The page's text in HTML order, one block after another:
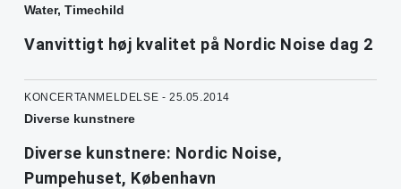
Water, Timechild
Vanvittigt høj kvalitet på Nordic Noise dag 2
KONCERTANMELDELSE - 25.05.2014
Diverse kunstnere
Diverse kunstnere: Nordic Noise,
Pumpehuset, København